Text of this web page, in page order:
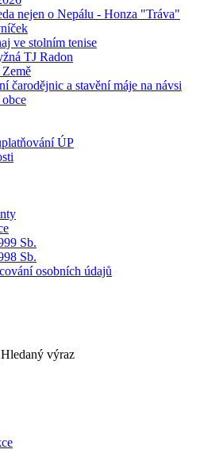
nejen o Nepálu - Honza "Tráva"
ve stolním tenise
TJ Radon
čarodějnic a stavění máje na návsi
ÚP
Sb.
Sb.
osobních údajů
Hledaný výraz